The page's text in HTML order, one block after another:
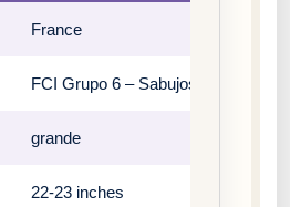
France
FCI Grupo 6 – Sabujos,
grande
22-23 inches